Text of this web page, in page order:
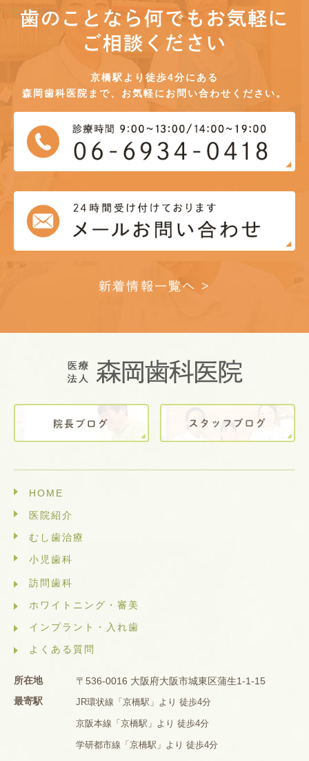
歯のことなら何でもお気軽に
ご相談ください
京橋駅より徒歩4分にある
森岡歯科医院まで、お気軽にお問い合わせください。
新着情報一覧へ >
HOME
医院紹介
むし歯治療
小児歯科
訪問歯科
ホワイトニング・審美
インプラント・入れ歯
よくある質問
所在地
〒536-0016 大阪府大阪市城東区蒲生1-1-15
最寄駅
JR環状線「京橋駅」より 徒歩4分
京阪本線「京橋駅」より 徒歩4分
学研都市線「京橋駅」より 徒歩4分